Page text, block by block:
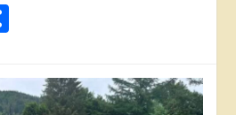
Поділитися